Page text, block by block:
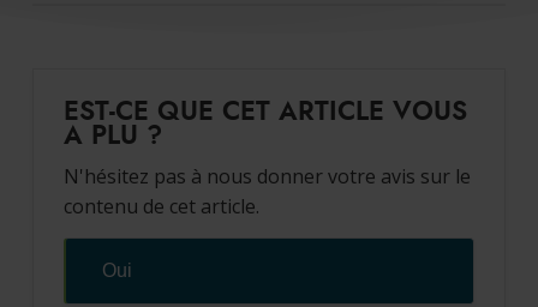
EST-CE QUE CET ARTICLE VOUS
A PLU ?
N'hésitez pas à nous donner votre avis sur le
contenu de cet article.
Oui